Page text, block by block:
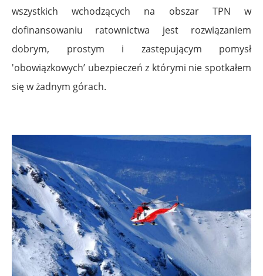
wszystkich wchodzących na obszar TPN w
dofinansowaniu ratownictwa jest rozwiązaniem
dobrym, prostym i zastępującym pomysł
'obowiązkowych’ ubezpieczeń z którymi nie spotkałem
się w żadnym górach.